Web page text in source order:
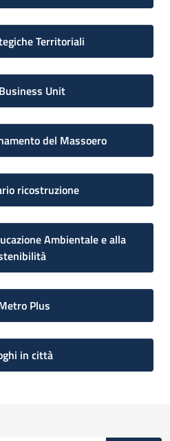
Territoriali
Unit
del Massoero
ricostruzione
Ambientale e alla
Plus
in città